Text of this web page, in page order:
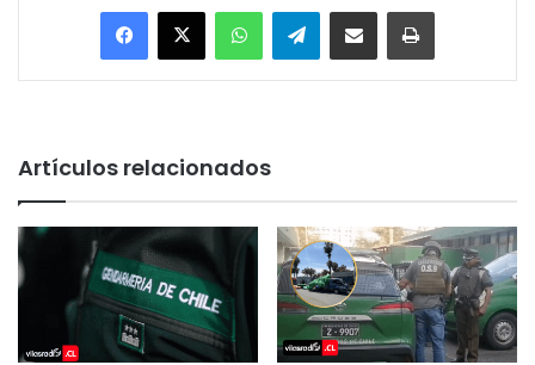
Facebook
X WhatsAppTelegramEnviar vía email Imprimir
Artículos relacionados